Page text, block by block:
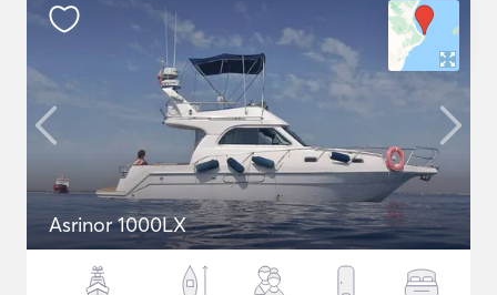
Asrinor 1000LX